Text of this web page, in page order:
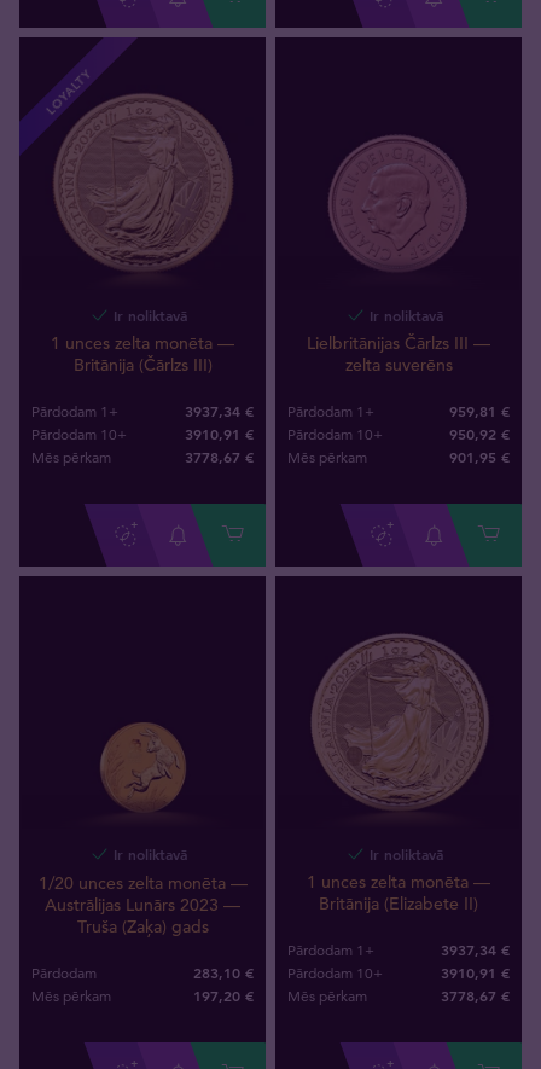
LOYALTY
Ir noliktavā
1 unces zelta monēta —
Britānija (Čārlzs III)
Pārdodam 1+ 3937,34 €
Pārdodam 10+ 3910,91 €
Mēs pērkam 3778,67 €
Ir noliktavā
Lielbritānijas Čārlzs III —
zelta suverēns
Pārdodam 1+ 959,81 €
Pārdodam 10+ 950,92 €
Mēs pērkam 901,95 €
Ir noliktavā
1/20 unces zelta monēta —
Austrālijas Lunārs 2023 —
Truša (Zaķa) gads
Pārdodam 283,10 €
Mēs pērkam 197,20 €
Ir noliktavā
1 unces zelta monēta —
Britānija (Elizabete II)
Pārdodam 1+ 3937,34 €
Pārdodam 10+ 3910,91 €
Mēs pērkam 3778,67 €